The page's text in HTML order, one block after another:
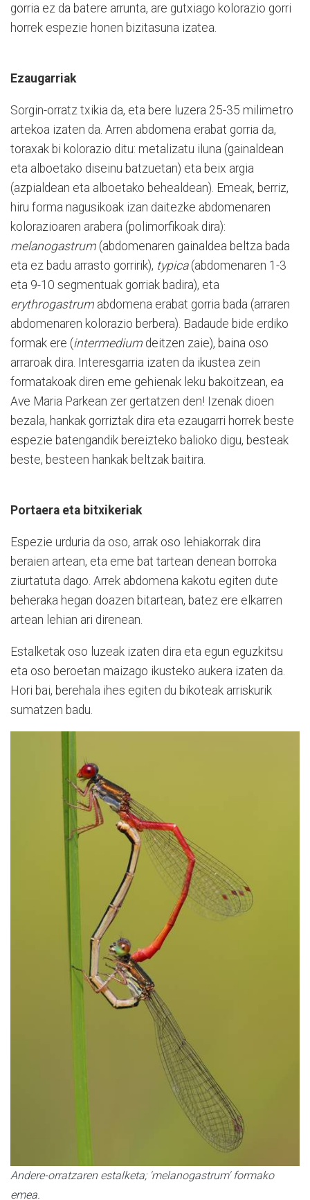
gorria ez da batere arrunta, are gutxiago kolorazio gorri
horrek espezie honen bizitasuna izatea.
Ezaugarriak
Sorgin-orratz txikia da, eta bere luzera 25-35 milimetro
artekoa izaten da. Arren abdomena erabat gorria da,
toraxak bi kolorazio ditu: metalizatu iluna (gainaldean
eta alboetako diseinu batzuetan) eta beix argia
(azpialdean eta alboetako behealdean). Emeak, berriz,
hiru forma nagusikoak izan daitezke abdomenaren
kolorazioaren arabera (polimorfikoak dira):
melanogastrum (abdomenaren gainaldea beltza bada
eta ez badu arrasto gorririk), typica(abdomenaren 1-3
eta 9-10 segmentuak gorriak badira), eta
erythrogastrum abdomena erabat gorria bada (arraren
abdomenaren kolorazio berbera). Badaude bide erdiko
formak ere (intermedium deitzen zaie), baina oso
arraroak dira. Interesgarria izaten da ikustea zein
formatakoak diren eme gehienak leku bakoitzean, ea
Ave Maria Parkean zer gertatzen den! Izenak dioen
bezala, hankak gorriztak dira eta ezaugarri horrek beste
espezie batengandik bereizteko balioko digu, besteak
beste, besteen hankak beltzak baitira.
Portaera eta bitxikeriak
Espezie urduria da oso, arrak oso lehiakorrak dira
beraien artean, eta eme bat tartean denean borroka
ziurtatuta dago. Arrek abdomena kakotu egiten dute
beheraka hegan doazen bitartean, batez ere elkarren
artean lehian ari direnean.
Estalketak oso luzeak izaten dira eta egun eguzkitsu
eta oso beroetan maizago ikusteko aukera izaten da.
Hori bai, berehala ihes egiten du bikoteak arriskurik
sumatzen badu.
Andere-orratzaren estalketa; 'melanogastrum' formako
emea.